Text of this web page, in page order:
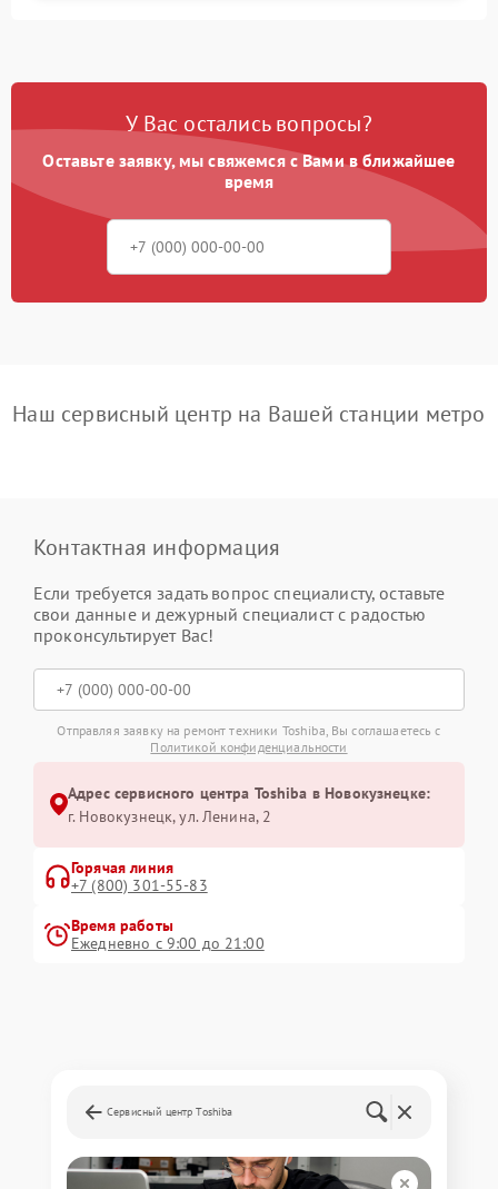
У Вас остались вопросы?
Оставьте заявку, мы свяжемся с Вами в ближайшее
время
Наш сервисный центр на Вашей станции метро
Контактная информация
Если требуется задать вопрос специалисту, оставьте
свои данные и дежурный специалист с радостью
проконсультирует Вас!
Отправляя заявку на ремонт техники Toshiba, Вы соглашаетесь с
Политикой конфиденциальности
Адрес сервисного центра Toshiba в Новокузнецке:
г. Новокузнецк, ул. Ленина, 2
Горячая линия
+7 (800) 301-55-83
Время работы
Ежедневно с 9:00 до 21:00
Сервисный центр Toshiba